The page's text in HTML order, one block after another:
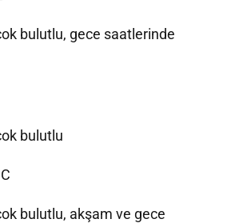
bulutlu, gece saatlerinde
bulutlu
bulutlu, akşam ve gece